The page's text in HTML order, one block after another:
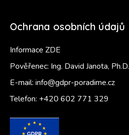
Ochrana osobních údajů
Informace ZDE
Pověřenec: Ing. David Janota, Ph.D.
E-mail: info@gdpr-poradime.cz
Telefon: +420 602 771 329